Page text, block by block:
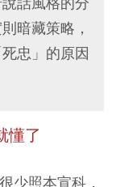
暗藏策略，
忠」的原因
懂了
少照本宣科，